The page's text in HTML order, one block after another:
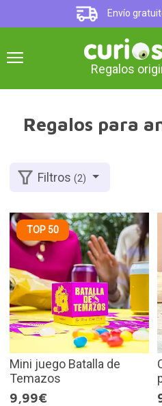
Envío
Regalos
Regalos para
Filtros(2)
TOP 50
Mini juego Batalla de
Temazos
9,99€